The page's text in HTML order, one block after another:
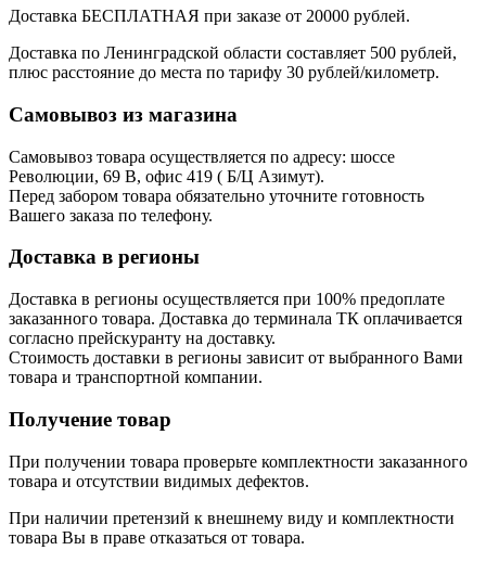
Доставка БЕСПЛАТНАЯ при заказе от 20000 рублей.
Доставка по Ленинградской области составляет 500 рублей,
плюс расстояние до места по тарифу 30 рублей/километр.
Самовывоз из магазина
Самовывоз товара осуществляется по адресу: шоссе
Революции, 69 В, офис 419 ( Б/Ц Азимут).
Перед забором товара обязательно уточните готовность
Вашего заказа по телефону.
Доставка в регионы
Доставка в регионы осуществляется при 100% предоплате
заказанного товара. Доставка до терминала ТК оплачивается
согласно прейскуранту на доставку.
Стоимость доставки в регионы зависит от выбранного Вами
товара и транспортной компании.
Получение товар
При получении товара проверьте комплектности заказанного
товара и отсутствии видимых дефектов.
При наличии претензий к внешнему виду и комплектности
товара Вы в праве отказаться от товара.